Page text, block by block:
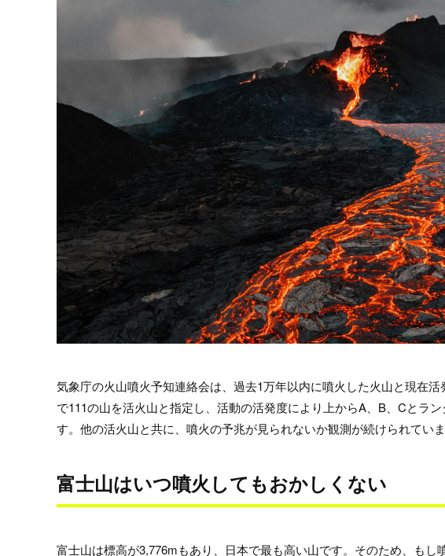
気象庁の火山噴火予知連絡会は、過去1万年以内に噴火した火山と現在
で111の山を活火山と指定し、活動の活発度により上からA、B、Cとラ
す。他の活火山と共に、噴火の予兆が見られないか観測が続けられていま
富士山はいつ噴火してもおかしくない
富士山は標高が3,776mもあり、日本で最も高い山です。そのため、もし